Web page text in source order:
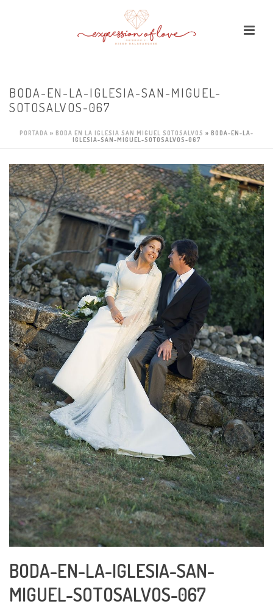
BODA-EN-LA-IGLESIA-SAN-MIGUEL-
SOTOSALVOS-067
PORTADA » BODA EN LA IGLESIA SAN MIGUEL SOTOSALVOS » BODA-EN-LA-
IGLESIA-SAN-MIGUEL-SOTOSALVOS-067
BODA-EN-LA-IGLESIA-SAN-
MIGUEL-SOTOSALVOS-067